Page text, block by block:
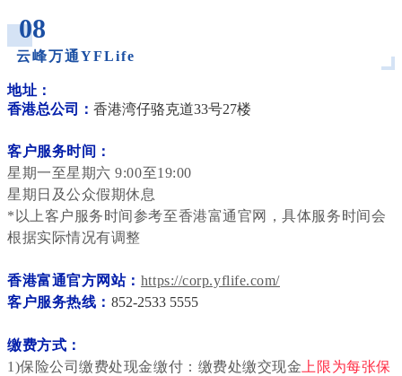
08
云峰万通YFLife
地址：
香港总公司： 香港湾仔骆克道33号27楼
客户服务时间：
星期一至星期六 9:00至19:00
星期日及公众假期休息
*以上客户服务时间参考至香港富通官网，具体服务时间会
根据实际情况有调整
香港富通官方网站： https://corp.yflife.com/
客户服务热线： 852-2533 5555
缴费方式：
1)保险公司缴费处现金缴付：缴费处缴交现金 上限为每张保